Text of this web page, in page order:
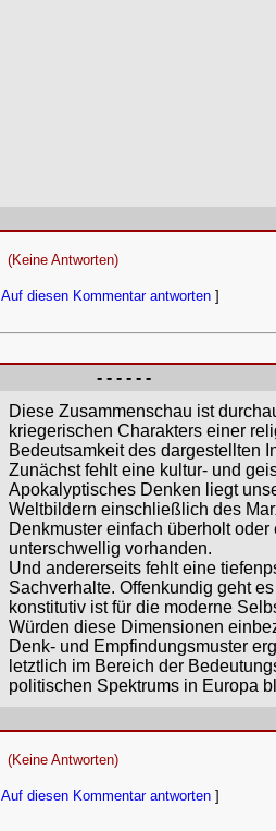
(Keine Antworten)
Auf diesen Kommentar antworten ]
- - - - - -
Diese Zusammenschau ist
kriegerischen Charakters einer
Bedeutsamkeit des dargestellten
Zunächst fehlt eine kultur- und
Apokalyptisches Denken liegt
Weltbildern einschließlich des
Denkmuster einfach überholt
unterschwellig vorhanden.
Und andererseits fehlt eine
Sachverhalte. Offenkundig geht
konstitutiv ist für die moderne
Würden diese Dimensionen
Denk- und Empfindungsmuster
letztlich im Bereich der
politischen Spektrums in Europa
(Keine Antworten)
Auf diesen Kommentar antworten ]